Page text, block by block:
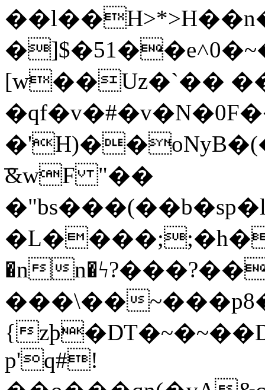
[w��Uz�`��
͞&wF "��
�n
���\��
{
p'q#!